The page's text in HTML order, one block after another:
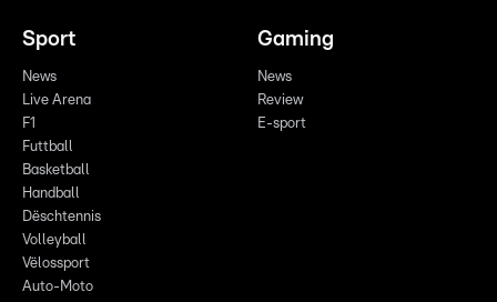
Sport
News
Live Arena
F1
Futtball
Basketball
Handball
Dëschtennis
Volleyball
Vëlossport
Auto-Moto
Gaming
News
Review
E-sport